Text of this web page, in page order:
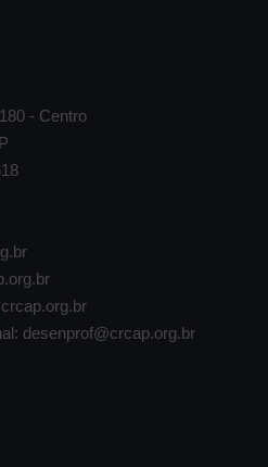
- Centro
desenprof@crcap.org.br